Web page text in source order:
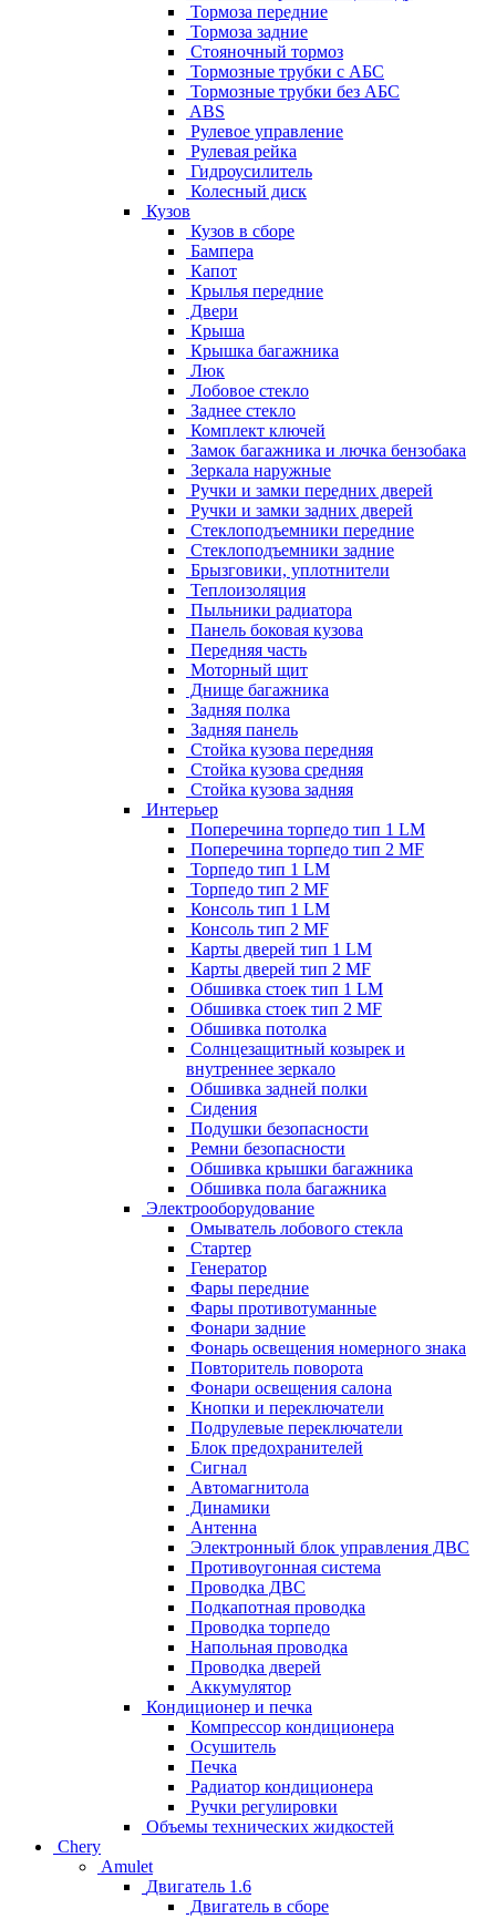
Тормоза передние
Тормоза задние
Стояночный тормоз
Тормозные трубки с АБС
Тормозные трубки без АБС
ABS
Рулевое управление
Рулевая рейка
Гидроусилитель
Колесный диск
Кузов
Кузов в сборе
Бампера
Капот
Крылья передние
Двери
Крыша
Крышка багажника
Люк
Лобовое стекло
Заднее стекло
Комплект ключей
Замок багажника и лючка бензобака
Зеркала наружные
Ручки и замки передних дверей
Ручки и замки задних дверей
Стеклоподъемники передние
Стеклоподъемники задние
Брызговики, уплотнители
Теплоизоляция
Пыльники радиатора
Панель боковая кузова
Передняя часть
Моторный щит
Днище багажника
Задняя полка
Задняя панель
Стойка кузова передняя
Стойка кузова средняя
Стойка кузова задняя
Интерьер
Поперечина торпедо тип 1 LM
Поперечина торпедо тип 2 MF
Торпедо тип 1 LM
Торпедо тип 2 MF
Консоль тип 1 LM
Консоль тип 2 MF
Карты дверей тип 1 LM
Карты дверей тип 2 MF
Обшивка стоек тип 1 LM
Обшивка стоек тип 2 MF
Обшивка потолка
Солнцезащитный козырек и
внутреннее зеркало
Обшивка задней полки
Сидения
Подушки безопасности
Ремни безопасности
Обшивка крышки багажника
Обшивка пола багажника
Электрооборудование
Омыватель лобового стекла
Стартер
Генератор
Фары передние
Фары противотуманные
Фонари задние
Фонарь освещения номерного знака
Повторитель поворота
Фонари освещения салона
Кнопки и переключатели
Подрулевые переключатели
Блок предохранителей
Сигнал
Автомагнитола
Динамики
Антенна
Электронный блок управления ДВС
Противоугонная система
Проводка ДВС
Подкапотная проводка
Проводка торпедо
Напольная проводка
Проводка дверей
Аккумулятор
Кондиционер и печка
Компрессор кондиционера
Осушитель
Печка
Радиатор кондиционера
Ручки регулировки
Объемы технических жидкостей
Chery
Amulet
Двигатель 1.6
Двигатель в сборе